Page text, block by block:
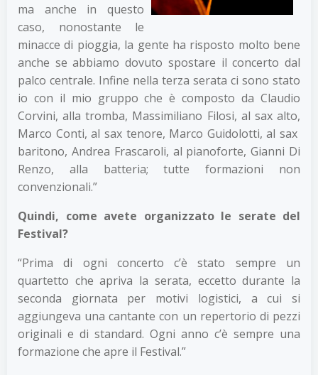
ma anche in questo
caso, nonostante le
minacce di pioggia, la gente ha risposto molto bene
anche se abbiamo dovuto spostare il concerto dal
palco centrale. Infine nella terza serata ci sono stato
io con il mio gruppo che è composto da Claudio
Corvini, alla tromba, Massimiliano Filosi, al sax alto,
Marco Conti, al sax tenore, Marco Guidolotti, al sax
baritono, Andrea Frascaroli, al pianoforte, Gianni Di
Renzo, alla batteria; tutte formazioni non
convenzionali.”
Quindi, come avete organizzato le serate del
Festival?
“Prima di ogni concerto c’è stato sempre un
quartetto che apriva la serata, eccetto durante la
seconda giornata per motivi logistici, a cui si
aggiungeva una cantante con un repertorio di pezzi
originali e di standard. Ogni anno c’è sempre una
formazione che apre il Festival.”